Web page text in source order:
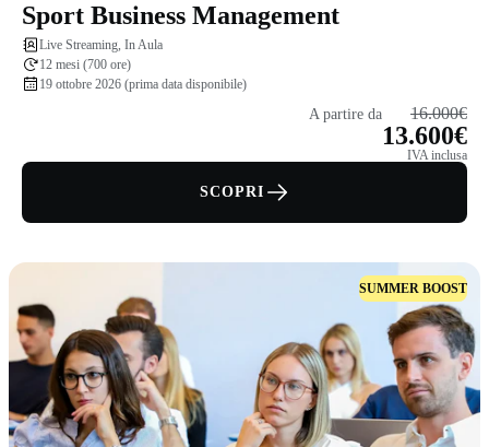
Sport Business Management
Live Streaming, In Aula
12 mesi (700 ore)
19 ottobre 2026 (prima data disponibile)
A partire da 16.000€
13.600€
IVA inclusa
SCOPRI
SUMMER BOOST